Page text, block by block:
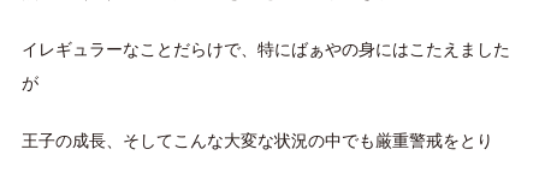
イレギュラーなことだらけで、特にばぁやの身にはこたえました
が
王子の成長、そしてこんな大変な状況の中でも厳重警戒をとり